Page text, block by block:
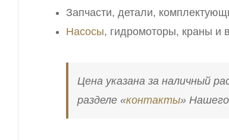
Запчасти, детали,
Насосы, гидромоторы, краны и
Цена указана за наличный
разделе «контакты»